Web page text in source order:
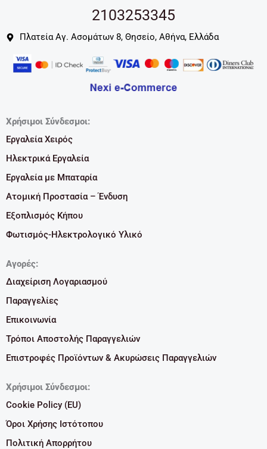
2103253345
Πλατεία Αγ. Ασομάτων 8, Θησείο, Αθήνα, Ελλάδα
Χρήσιμοι Σύνδεσμοι:
Εργαλεία Χειρός
Ηλεκτρικά Εργαλεία
Εργαλεία με Μπαταρία
Ατομική Προστασία – Ένδυση
Εξοπλισμός Κήπου
Φωτισμός-Ηλεκτρολογικό Υλικό
Αγορές:
Διαχείριση Λογαριασμού
Παραγγελίες
Επικοινωνία
Τρόποι Αποστολής Παραγγελιών
Επιστροφές Προϊόντων & Ακυρώσεις Παραγγελιών
Χρήσιμοι Σύνδεσμοι:
Cookie Policy (EU)
Όροι Χρήσης Ιστότοπου
Πολιτική Απορρήτου